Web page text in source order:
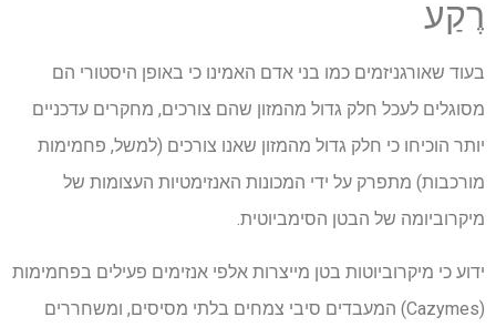
רֶקַע
בעוד שאורגניזמים כמו בני אדם האמינו כי באופן היסטורי הם
מסוגלים לעכל חלק גדול מהמזון שהם צורכים, מחקרים עדכניים
יותר הוכיחו כי חלק גדול מהמזון שאנו צורכים (למשל, פחמימות
מורכבות) מתפרק על ידי המכונות האנזימטיות העצומות של
מיקרוביומה של הבטן הסימביוטית.
ידוע כי מיקרוביוטות בטן מייצרות אלפי אנזימים פעילים בפחמימות
(Cazymes) המעבדים סיבי צמחים בלתי מסיסים, ומשחררים